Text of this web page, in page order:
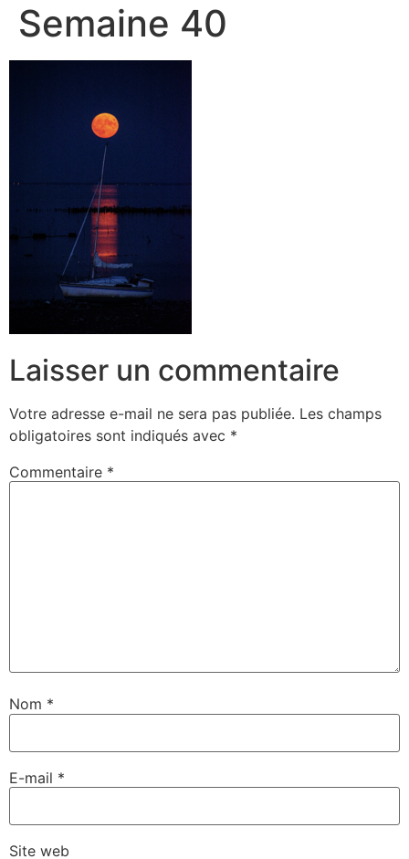
Semaine 40
Laisser un commentaire
Votre adresse e-mail ne sera pas publiée. Les champs
obligatoires sont indiqués avec *
Commentaire *
Nom *
E-mail *
Site web